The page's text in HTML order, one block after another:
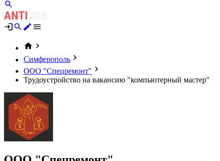
Симферополь
ООО "Спецремонт"
Трудоустройство на вакансию "компьютерный мастер"